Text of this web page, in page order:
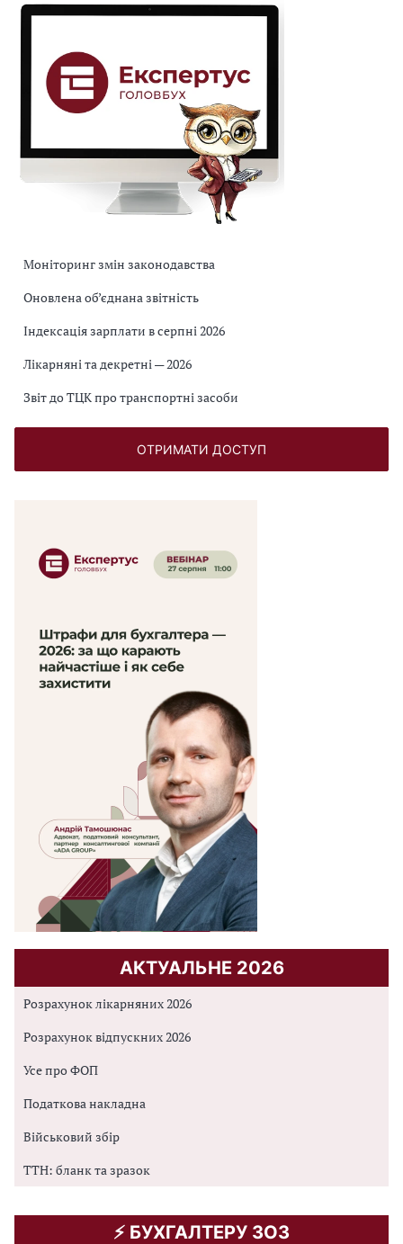
Моніторинг змін законодавства
Оновлена об’єднана звітність
Індексація зарплати в серпні 2026
Лікарняні та декретні — 2026
Звіт до ТЦК про транспортні засоби
ОТРИМАТИ ДОСТУП
АКТУАЛЬНЕ 2026
Розрахунок лікарняних 2026
Розрахунок відпускних 2026
Усе про ФОП
Податкова накладна
Військовий збір
ТТН: бланк та зразок
⚡️ БУХГАЛТЕРУ ЗОЗ